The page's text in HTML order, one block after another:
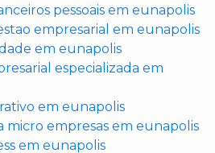
pessoais em eunapolis
empresarial em eunapolis
em eunapolis
especializada em
em eunapolis
micro empresas em eunapolis
em eunapolis